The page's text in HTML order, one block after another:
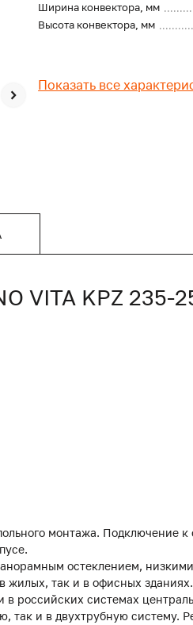
Ширина конвектора, мм
Высота конвектора, мм
Показать все
VITA KPZ
монтажа. Подключение
остеклением,
жилых, так и в офисных зданиях.
российских системах
так и в двухтрубную систему.